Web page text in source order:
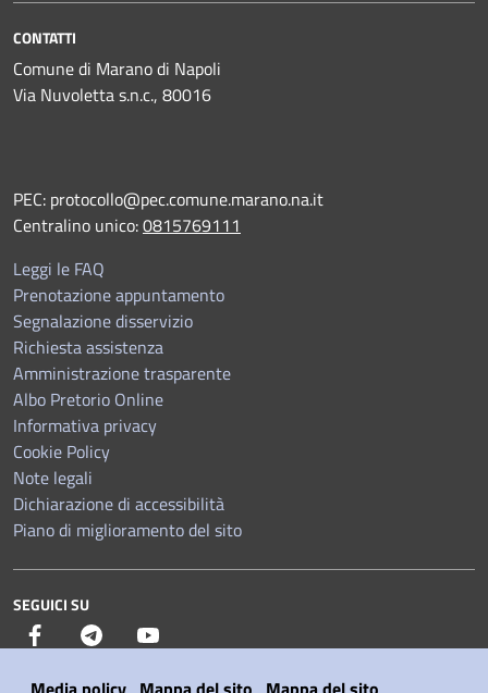
CONTATTI
Comune di Marano di Napoli
Via Nuvoletta s.n.c., 80016
PEC: protocollo@pec.comune.marano.na.it
Centralino unico:0815769111
Leggi le FAQ
Prenotazione appuntamento
Segnalazione disservizio
Richiesta assistenza
Amministrazione trasparente
Albo Pretorio Online
Informativa privacy
Cookie Policy
Note legali
Dichiarazione di accessibilità
Piano di miglioramento del sito
SEGUICI SU
Facebook Telegram